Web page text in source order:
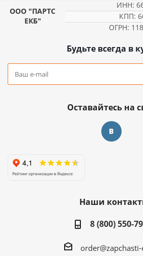
ООО "ПАРТС
ЕКБ"
ИНН:
КПП:
ОГРН:
Будьте всегда в
Оставайтесь на
Наши
8 (800) 550-